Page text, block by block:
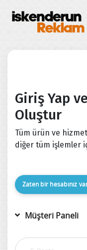
Giriş Yap
Oluştur
Tüm ürün ve
diğer tüm işlemler
Zaten bir hesabınız
Müşteri Paneli